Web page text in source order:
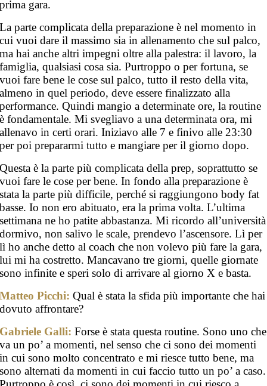
prima gara.
La parte complicata della preparazione è nel momento in
cui vuoi dare il massimo sia in allenamento che sul palco,
ma hai anche altri impegni oltre alla palestra: il lavoro, la
famiglia, qualsiasi cosa sia. Purtroppo o per fortuna, se
vuoi fare bene le cose sul palco, tutto il resto della vita,
almeno in quel periodo, deve essere finalizzato alla
performance. Quindi mangio a determinate ore, la routine
è fondamentale. Mi svegliavo a una determinata ora, mi
allenavo in certi orari. Iniziavo alle 7 e finivo alle 23:30
per poi prepararmi tutto e mangiare per il giorno dopo.
Questa è la parte più complicata della prep, soprattutto se
vuoi fare le cose per bene. In fondo alla preparazione è
stata la parte più difficile, perché si raggiungono body fat
basse. Io non ero abituato, era la prima volta. L’ultima
settimana ne ho patite abbastanza. Mi ricordo all’università
dormivo, non salivo le scale, prendevo l’ascensore. Lì per
lì ho anche detto al coach che non volevo più fare la gara,
lui mi ha costretto. Mancavano tre giorni, quelle giornate
sono infinite e speri solo di arrivare al giorno X e basta.
Matteo Picchi: Qual è stata la sfida più importante che hai
dovuto affrontare?
Gabriele Galli: Forse è stata questa routine. Sono uno che
va un po’ a momenti, nel senso che ci sono dei momenti
in cui sono molto concentrato e mi riesce tutto bene, ma
sono alternati da momenti in cui faccio tutto un po’ a caso.